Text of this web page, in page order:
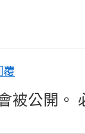
覆
被公開。